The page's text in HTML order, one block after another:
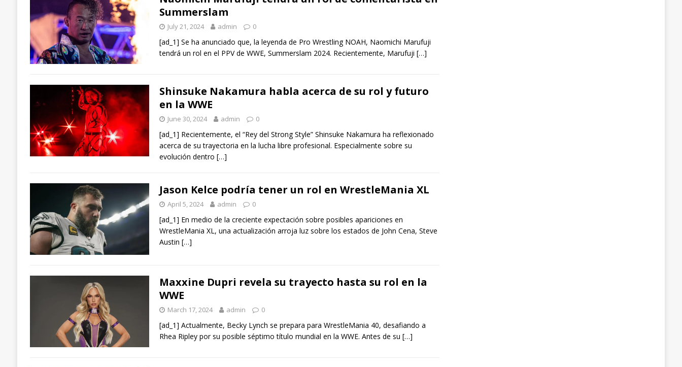
Summerslam
July 21, 2024 admin 0
[ad_1] Se ha anunciado que, la leyenda de Pro Wrestling NOAH, Naomichi Marufuji
tendrá un rol en el PPV de WWE, Summerslam 2024. Recientemente, Marufuji […]
Shinsuke Nakamura habla acerca de su rol y futuro
en la WWE
June 30, 2024 admin 0
[ad_1] Recientemente, el “Rey del Strong Style” Shinsuke Nakamura ha reflexionado
acerca de su trayectoria en la lucha libre profesional. Especialmente sobre su
evolución dentro […]
Jason Kelce podría tener un rol en WrestleMania XL
April 5, 2024 admin 0
[ad_1] En medio de la creciente expectación sobre posibles apariciones en
WrestleMania XL, una actualización arroja luz sobre los estados de John Cena, Steve
Austin […]
Maxxine Dupri revela su trayecto hasta su rol en la
WWE
March 17, 2024 admin 0
[ad_1] Actualmente, Becky Lynch se prepara para WrestleMania 40, desafiando a
Rhea Ripley por su posible séptimo título mundial en la WWE. Antes de su […]